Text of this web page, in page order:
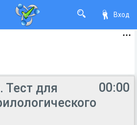
Вход
00:00
Тест для